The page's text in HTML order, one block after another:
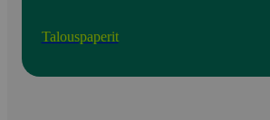
Talouspaperit